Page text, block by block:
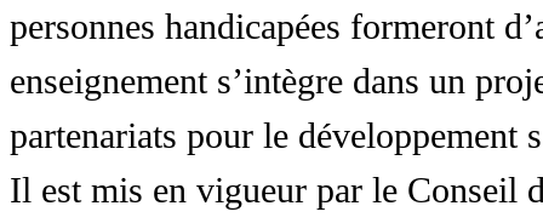
personnes handicapées formeront
enseignement s’intègre dans un
partenariats pour le développement
Il est mis en vigueur par le Conseil